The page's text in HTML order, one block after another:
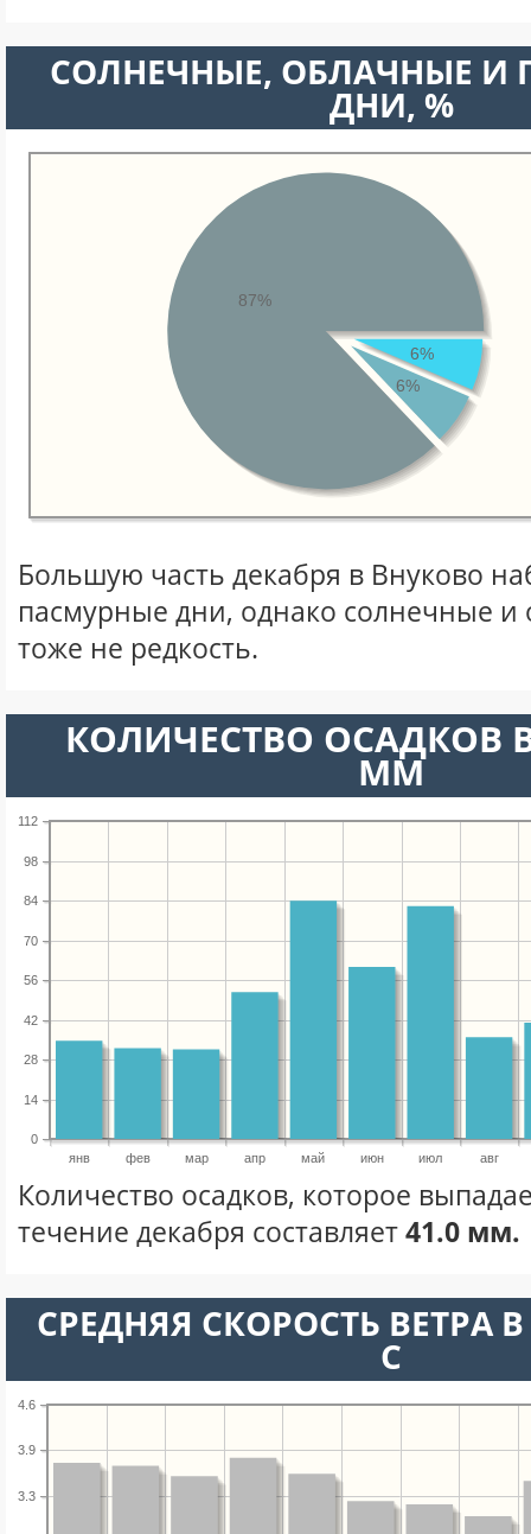
CОЛНЕЧНЫЕ, ОБЛАЧНЫЕ И
ДНИ, %
6%
6%
87%
Большую часть декабря в Внуково
пасмурные дни, однако солнечные
тоже не редкость.
КОЛИЧЕСТВО ОСАДКОВ
ММ
янв фев мар апр май июн июл авг
0
14
28
42
56
70
84
98
112
Количество осадков, которое
течение декабря составляет41.0 мм.
СРЕДНЯЯ СКОРОСТЬ ВЕТРА
С
3.3
3.9
4.6